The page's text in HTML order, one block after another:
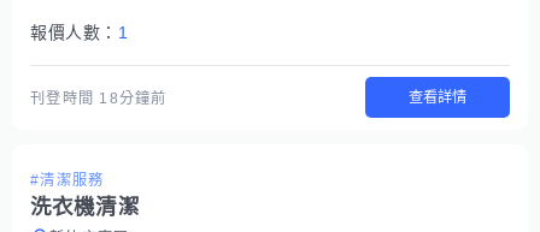
報價人數： 1
刊登時間 18分鐘前 查看詳情
#清潔服務
洗衣機清潔